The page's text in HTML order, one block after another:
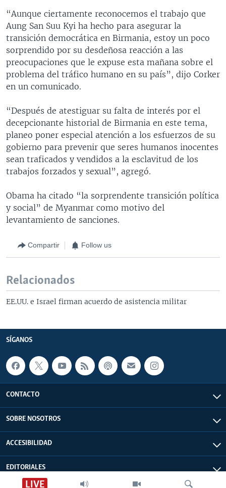
LIVE
“Aunque ciertamente reconocemos el trabajo que
Aung San Suu Kyi ha hecho para asegurar la
transición democrática en Birmania, estoy un poco
sorprendido por su desdeñosa reacción a las
preocupaciones que le expuse esta mañana sobre el
problema del tráfico humano en su país”, dijo Corker
en un comunicado.
“Después de atestiguar su falta de interés por el
decepcionante historial de Birmania en este tema,
planeo poner especial atención a los esfuerzos de su
gobierno para prevenir que seres humanos inocentes
sean traficados y vendidos a la esclavitud de los
trabajos forzados y sexual”, agregó.
Obama ha citado “la sorprendente transición política
y social” de Myanmar como motivo del
levantamiento de sanciones.
Compartir Follow us
Relacionados
EE.UU. e Israel firman acuerdo de asistencia militar
SÍGANOS
CONTACTO
SOBRE NOSOTROS
ACCESIBILIDAD
EDITORIALES